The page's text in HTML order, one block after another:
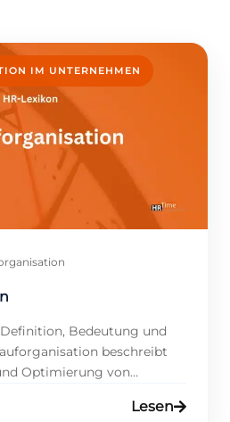
IM UNTERNEHMEN
Bedeutung und
beschreibt
Optimierung von
Ziel ist es, eine
von ProzessenLesen